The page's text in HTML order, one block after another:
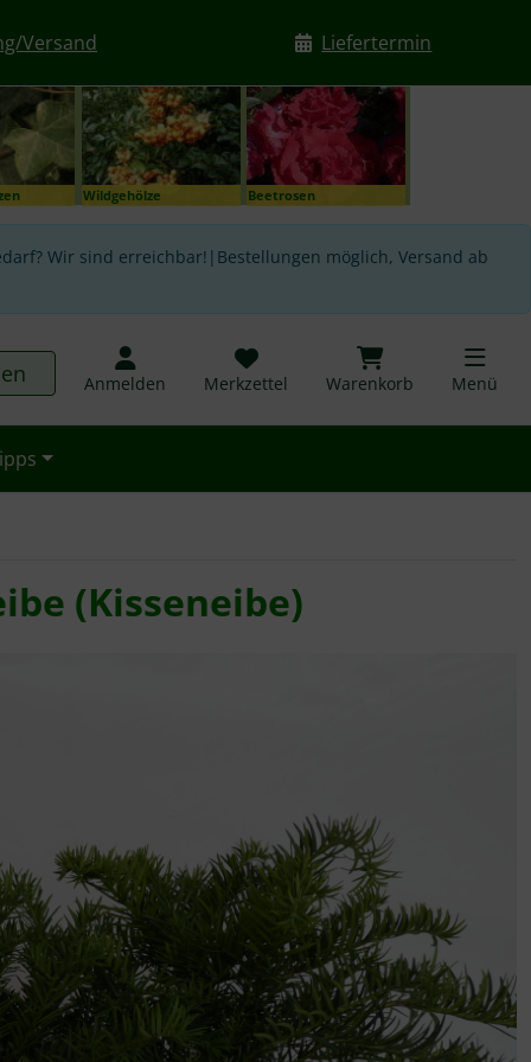
Versand Liefertermin
Wildgehölze Beetrosen
Wir sind erreichbar!|Bestellungen möglich, Versand ab
Anmelden Merkzettel Warenkorb Menü
(Kisseneibe)